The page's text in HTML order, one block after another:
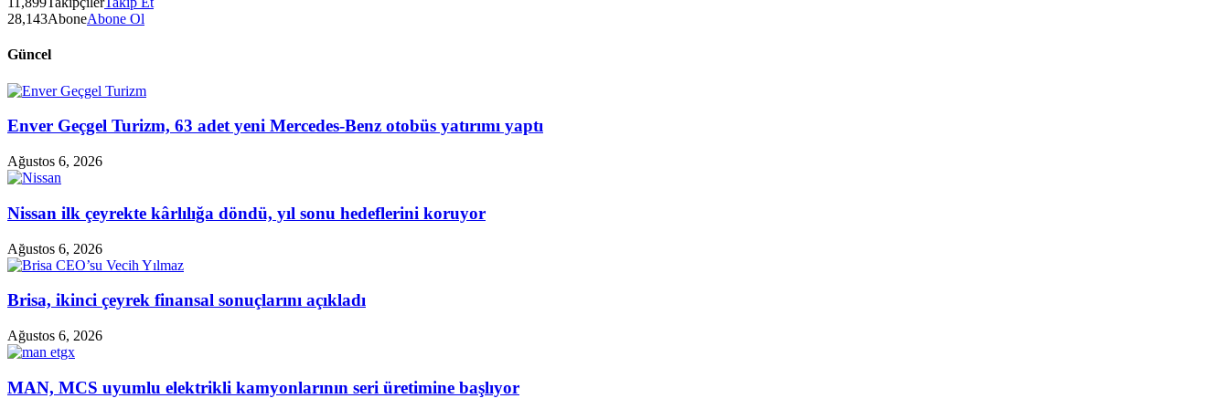
28,143AboneAbone Ol
Güncel
Enver Geçgel Turizm, 63 adet yeni Mercedes-Benz otobüs yatırımı yaptı
Ağustos 6, 2026
Nissan ilk çeyrekte kârlılığa döndü, yıl sonu hedeflerini koruyor
Ağustos 6, 2026
Brisa, ikinci çeyrek finansal sonuçlarını açıkladı
Ağustos 6, 2026
MAN, MCS uyumlu elektrikli kamyonlarının seri üretimine başlıyor